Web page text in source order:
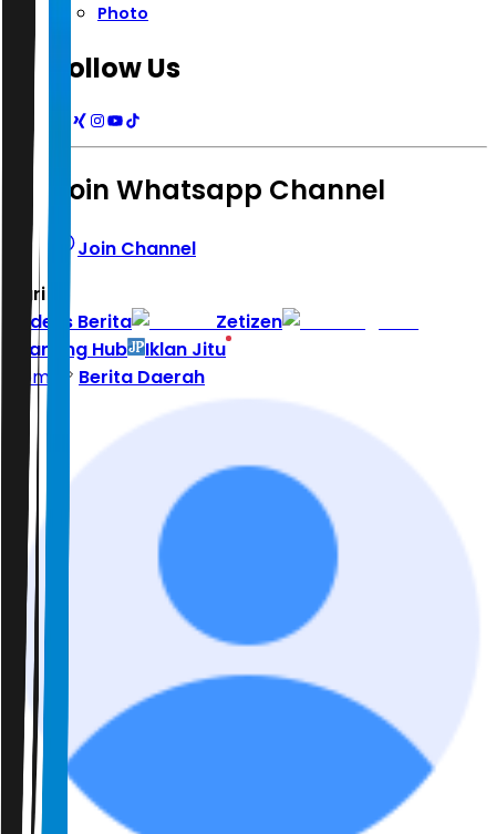
Photo
Follow Us
Join Whatsapp Channel
Join Channel
Hari ini
Indeks Berita
Zetizen
Learning Hub
Iklan Jitu
Home
Berita Daerah